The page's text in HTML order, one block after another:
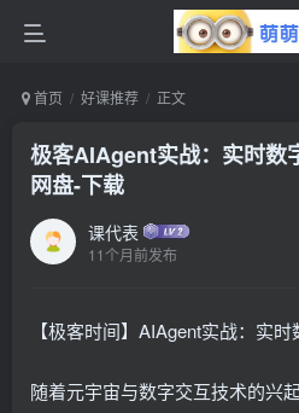
首页 好课推荐 正文
极客AIAgent实战：实时数
网盘-下载
课代表
11个月前发布
【极客时间】AIAgent实战：实
随着元宇宙与数字交互技术的兴